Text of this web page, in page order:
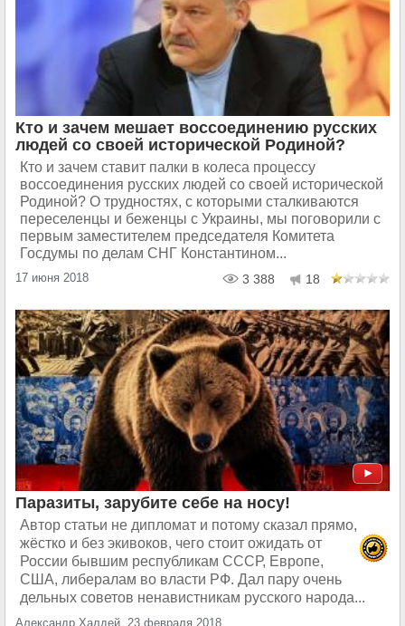
Кто и зачем мешает воссоединению русских
людей со своей исторической Родиной?
Кто и зачем ставит палки в колеса процессу
воссоединения русских людей со своей исторической
Родиной? О трудностях, с которыми сталкиваются
переселенцы и беженцы с Украины, мы поговорили с
первым заместителем председателя Комитета
Госдумы по делам СНГ Константином...
17 июня 2018 3 388 18
Паразиты, зарубите себе на носу!
Автор статьи не дипломат и потому сказал прямо,
жёстко и без экивоков, чего стоит ожидать от
России бывшим республикам СССР, Европе,
США, либералам во власти РФ. Дал пару очень
дельных советов ненавистникам русского народа...
Александр Халдей, 23 февраля 2018